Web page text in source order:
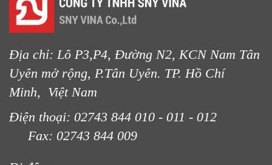
Địa chỉ: Lô P3,P4, Đường N2, KCN Nam Tân
Uyên mở rộng, P.Tân Uyên. TP. Hồ Chí
Minh, Việt Nam
Điện thoại: 02743 844 010 - 011 - 012
Fax: 02743 844 009